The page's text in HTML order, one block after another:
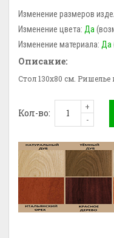
Изменение размеров
Изменение цвета: Да
Изменение материала: Да
Описание:
Стол 130x80 см. Ришелье
Кол-во:
+
-